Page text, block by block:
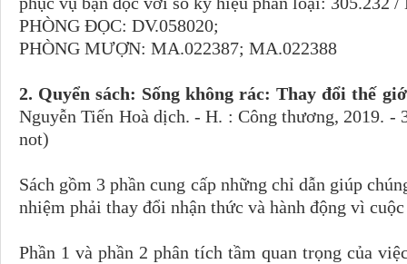
PHÒNG ĐỌC: DV.058020;
PHÒNG MƯỢN: MA.022387; MA.022388
2. Quyển sách: Sống không rác: Thay đổi thế
Nguyễn Tiến Hoà dịch. - H. : Công thương, 2019. -
not)
Sách gồm 3 phần cung cấp những chỉ dẫn giúp
nhiệm phải thay đổi nhận thức và hành động vì
Phần 1 và phần 2 phân tích tầm quan trọng của